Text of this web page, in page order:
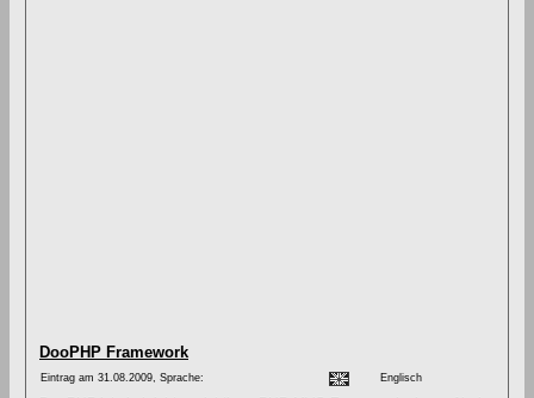
DooPHP Framework
Eintrag am 31.08.2009, Sprache: Englisch